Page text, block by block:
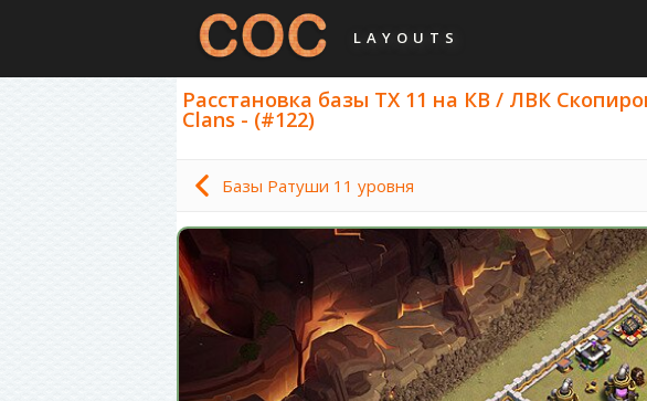
LAYOUTS
Расстановка базы ТХ 11 на КВ / ЛВК
Clans - (#122)
Базы Ратуши 11 уровня